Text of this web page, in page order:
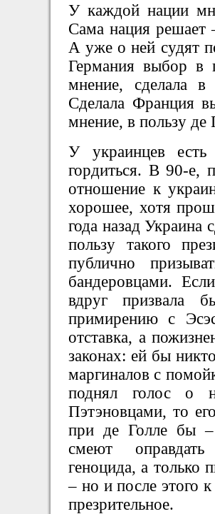
У каждой нации
Сама нация решает
А уже о ней судят
Германия выбор в
мнение, сделала
Сделала Франция
мнение, в пользу де
У украинцев
гордиться. В 90-е,
отношение к
хорошее, хотя
года назад Украина
пользу такого
публично
бандеровцами.
вдруг призвала
примирению с
отставка, а
законах: ей бы
маргиналов с
поднял голос о
Пэтэновцами, то
при де Голле бы
смеют оправдать
геноцида, а только
– но и после этого
презрительное.